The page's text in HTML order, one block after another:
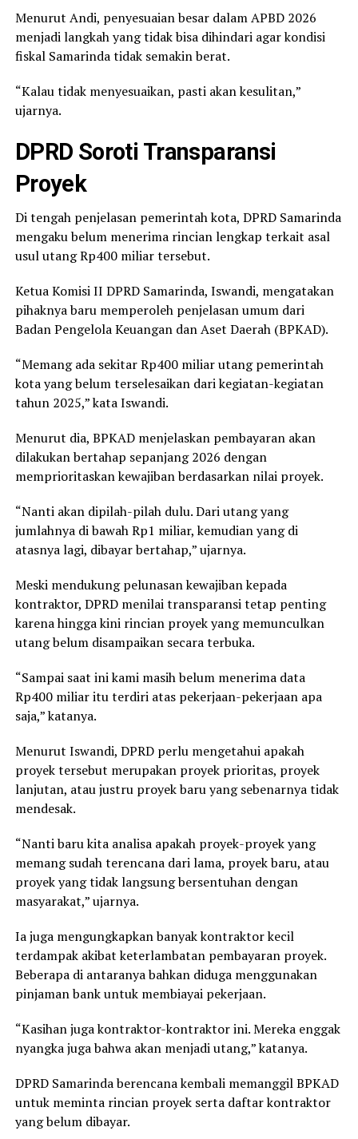
Menurut Andi, penyesuaian besar dalam APBD 2026
menjadi langkah yang tidak bisa dihindari agar kondisi
fiskal Samarinda tidak semakin berat.
“Kalau tidak menyesuaikan, pasti akan kesulitan,”
ujarnya.
DPRD Soroti Transparansi
Proyek
Di tengah penjelasan pemerintah kota, DPRD Samarinda
mengaku belum menerima rincian lengkap terkait asal
usul utang Rp400 miliar tersebut.
Ketua Komisi II DPRD Samarinda, Iswandi, mengatakan
pihaknya baru memperoleh penjelasan umum dari
Badan Pengelola Keuangan dan Aset Daerah (BPKAD).
“Memang ada sekitar Rp400 miliar utang pemerintah
kota yang belum terselesaikan dari kegiatan-kegiatan
tahun 2025,” kata Iswandi.
Menurut dia, BPKAD menjelaskan pembayaran akan
dilakukan bertahap sepanjang 2026 dengan
memprioritaskan kewajiban berdasarkan nilai proyek.
“Nanti akan dipilah-pilah dulu. Dari utang yang
jumlahnya di bawah Rp1 miliar, kemudian yang di
atasnya lagi, dibayar bertahap,” ujarnya.
Meski mendukung pelunasan kewajiban kepada
kontraktor, DPRD menilai transparansi tetap penting
karena hingga kini rincian proyek yang memunculkan
utang belum disampaikan secara terbuka.
“Sampai saat ini kami masih belum menerima data
Rp400 miliar itu terdiri atas pekerjaan-pekerjaan apa
saja,” katanya.
Menurut Iswandi, DPRD perlu mengetahui apakah
proyek tersebut merupakan proyek prioritas, proyek
lanjutan, atau justru proyek baru yang sebenarnya tidak
mendesak.
“Nanti baru kita analisa apakah proyek-proyek yang
memang sudah terencana dari lama, proyek baru, atau
proyek yang tidak langsung bersentuhan dengan
masyarakat,” ujarnya.
Ia juga mengungkapkan banyak kontraktor kecil
terdampak akibat keterlambatan pembayaran proyek.
Beberapa di antaranya bahkan diduga menggunakan
pinjaman bank untuk membiayai pekerjaan.
“Kasihan juga kontraktor-kontraktor ini. Mereka enggak
nyangka juga bahwa akan menjadi utang,” katanya.
DPRD Samarinda berencana kembali memanggil BPKAD
untuk meminta rincian proyek serta daftar kontraktor
yang belum dibayar.